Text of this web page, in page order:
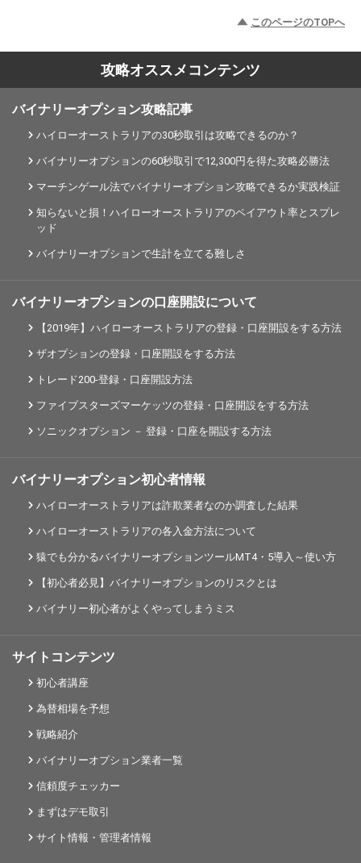
このページのTOPへ
攻略オススメコンテンツ
バイナリーオプション攻略記事
ハイローオーストラリアの30秒取引は攻略できるのか？
バイナリーオプションの60秒取引で12,300円を得た攻略必勝法
マーチンゲール法でバイナリーオプション攻略できるか実践検証
知らないと損！ハイローオーストラリアのペイアウト率とスプレ
ッド
バイナリーオプションで生計を立てる難しさ
バイナリーオプションの口座開設について
【2019年】ハイローオーストラリアの登録・口座開設をする方法
ザオプションの登録・口座開設をする方法
トレード200-登録・口座開設方法
ファイブスターズマーケッツの登録・口座開設をする方法
ソニックオプション － 登録・口座を開設する方法
バイナリーオプション初心者情報
ハイローオーストラリアは詐欺業者なのか調査した結果
ハイローオーストラリアの各入金方法について
猿でも分かるバイナリーオプションツールMT4・5導入～使い方
【初心者必見】バイナリーオプションのリスクとは
バイナリー初心者がよくやってしまうミス
サイトコンテンツ
初心者講座
為替相場を予想
戦略紹介
バイナリーオプション業者一覧
信頼度チェッカー
まずはデモ取引
サイト情報・管理者情報